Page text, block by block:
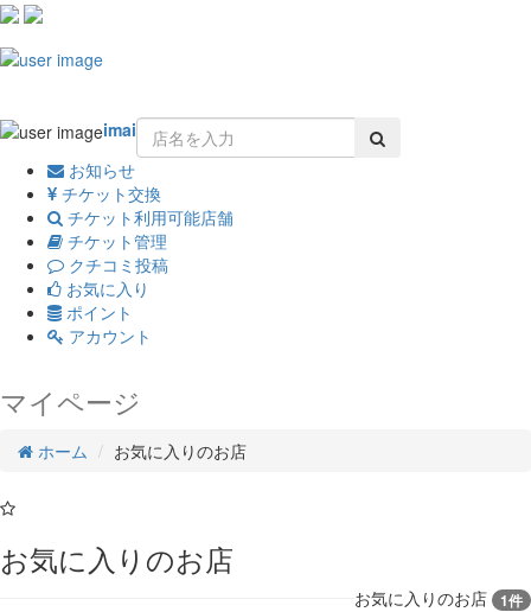
navigation
imai
お知らせ
チケット交換
チケット利用可能店舗
チケット管理
クチコミ投稿
お気に入り
ポイント
アカウント
マイページ
ホーム お気に入りのお店
お気に入りのお店
お気に入りのお店 1件